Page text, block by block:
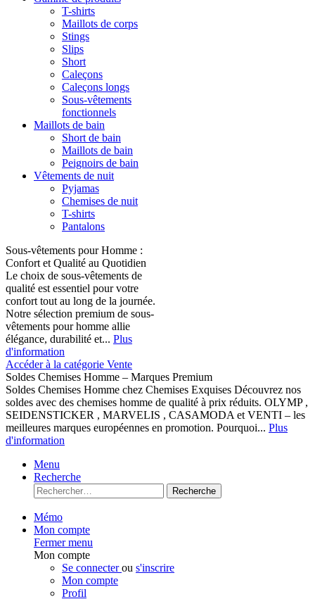
T-shirts
Maillots de corps
Stings
Slips
Short
Caleçons
Caleçons longs
Sous-vêtements
fonctionnels
Maillots de bain
Short de bain
Maillots de bain
Peignoirs de bain
Vêtements de nuit
Pyjamas
Chemises de nuit
T-shirts
Pantalons
Sous-vêtements pour Homme :
Confort et Qualité au Quotidien
Le choix de sous-vêtements de
qualité est essentiel pour votre
confort tout au long de la journée.
Notre sélection premium de sous-
vêtements pour homme allie
élégance, durabilité et... Plus
d'information
Accéder à la catégorie Vente
Soldes Chemises Homme – Marques Premium
Soldes Chemises Homme chez Chemises Exquises Découvrez nos
soldes avec des chemises homme de qualité à prix réduits. OLYMP ,
SEIDENSTICKER , MARVELIS , CASAMODA et VENTI – les
meilleures marques européennes en promotion. Pourquoi... Plus
d'information
Menu
Recherche
Recherche
Mémo
Mon compte
Fermer menu
Mon compte
Se connecterou s'inscrire
Mon compte
Profil